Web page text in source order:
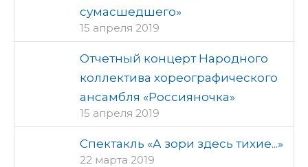
сумасшедшего»
15 апреля 2019
Отчетный концерт Народного
коллектива хореографического
ансамбля «Россияночка»
15 апреля 2019
Спектакль «А зори здесь тихие...»
22 марта 2019